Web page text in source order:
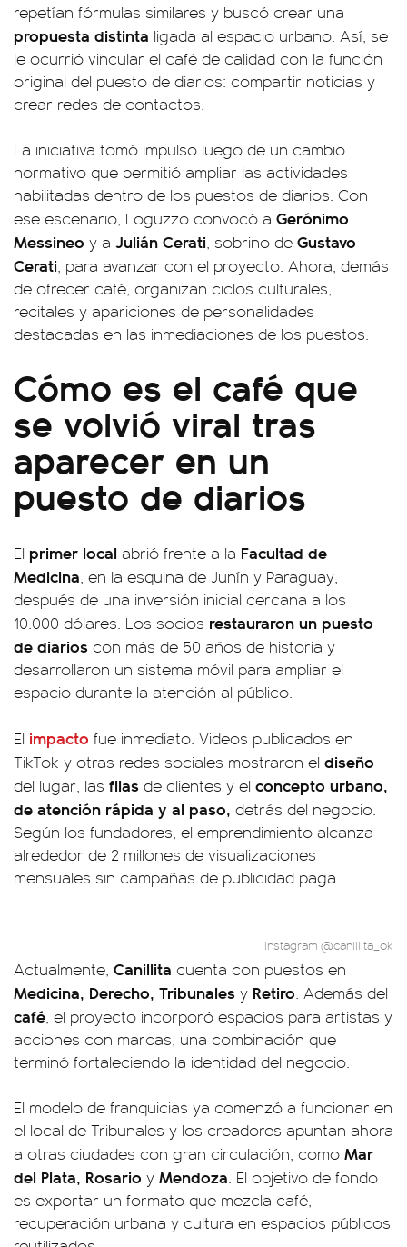
repetían fórmulas similares y buscó crear una
propuesta distinta ligada al espacio urbano. Así, se
le ocurrió vincular el café de calidad con la función
original del puesto de diarios: compartir noticias y
crear redes de contactos.
La iniciativa tomó impulso luego de un cambio
normativo que permitió ampliar las actividades
habilitadas dentro de los puestos de diarios. Con
ese escenario, Loguzzo convocó a Gerónimo
Messineo y a Julián Cerati, sobrino de Gustavo
Cerati, para avanzar con el proyecto. Ahora, demás
de ofrecer café, organizan ciclos culturales,
recitales y apariciones de personalidades
destacadas en las inmediaciones de los puestos.
Cómo es el café que
se volvió viral tras
aparecer en un
puesto de diarios
El primer local abrió frente a la Facultad de
Medicina, en la esquina de Junín y Paraguay,
después de una inversión inicial cercana a los
10.000 dólares. Los socios restauraron un puesto
de diarios con más de 50 años de historia y
desarrollaron un sistema móvil para ampliar el
espacio durante la atención al público.
El impacto fue inmediato. Videos publicados en
TikTok y otras redes sociales mostraron el diseño
del lugar, las filas de clientes y el concepto urbano,
de atención rápida y al paso, detrás del negocio.
Según los fundadores, el emprendimiento alcanza
alrededor de 2 millones de visualizaciones
mensuales sin campañas de publicidad paga.
Instagram @canillita_ok
Actualmente, Canillita cuenta con puestos en
Medicina, Derecho, Tribunales y Retiro. Además del
café, el proyecto incorporó espacios para artistas y
acciones con marcas, una combinación que
terminó fortaleciendo la identidad del negocio.
El modelo de franquicias ya comenzó a funcionar en
el local de Tribunales y los creadores apuntan ahora
a otras ciudades con gran circulación, como Mar
del Plata, Rosario y Mendoza. El objetivo de fondo
es exportar un formato que mezcla café,
recuperación urbana y cultura en espacios públicos